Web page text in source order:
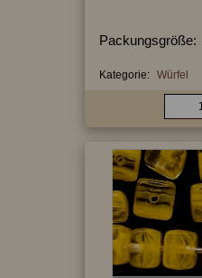
Packungsgröße:
Kategorie: Würfel